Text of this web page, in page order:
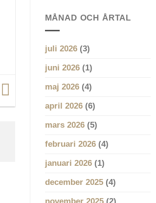
MÅNAD OCH ÅRTAL
juli 2026(3)
juni 2026(1)
maj 2026(4)
april 2026(6)
mars 2026(5)
februari 2026(4)
januari 2026(1)
december 2025(4)